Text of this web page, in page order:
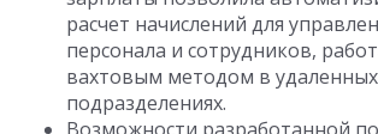
расчет начислений для
персонала и сотрудников,
вахтовым методом в удаленных
подразделениях.